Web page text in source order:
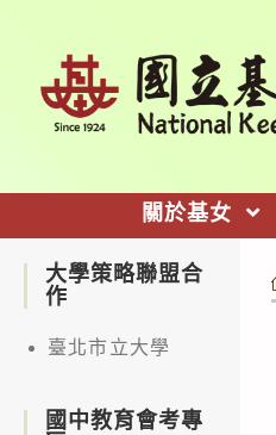
關於基女
大學策略聯盟合
作
臺北市立大學
國中教育會考專